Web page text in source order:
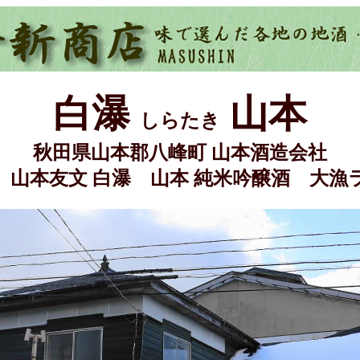
白瀑 しらたき 山本
秋田県山本郡八峰町 山本酒造会社
本友文 白瀑 山本 純米吟醸酒大漁